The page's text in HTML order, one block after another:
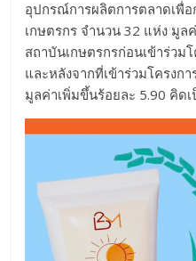
อุปกรณ์การผลิตการตลาดเพื่
เกษตรกร จำนวน 32 แห่ง มูล
สถาบันเกษตรกรก่อนเข้าร่วม
และหลังจากที่เข้าร่วมโครงก
มูลค่าเพิ่มขึ้นร้อยละ 5.90 คิด